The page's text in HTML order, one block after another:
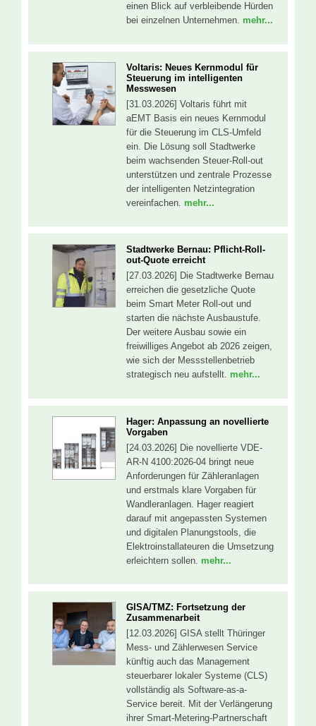
einen Blick auf verbleibende Hürden
bei einzelnen Unternehmen. mehr...
Voltaris: Neues Kernmodul für
Steuerung im intelligenten
Messwesen
[31.03.2026] Voltaris führt mit
aEMT Basis ein neues Kernmodul
für die Steuerung im CLS-Umfeld
ein. Die Lösung soll Stadtwerke
beim wachsenden Steuer-Roll-out
unterstützen und zentrale Prozesse
der intelligenten Netzintegration
vereinfachen. mehr...
Stadtwerke Bernau: Pflicht-Roll-
out-Quote erreicht
[27.03.2026] Die Stadtwerke Bernau
erreichen die gesetzliche Quote
beim Smart Meter Roll-out und
starten die nächste Ausbaustufe.
Der weitere Ausbau sowie ein
freiwilliges Angebot ab 2026 zeigen,
wie sich der Messstellenbetrieb
strategisch neu aufstellt. mehr...
Hager: Anpassung an novellierte
Vorgaben
[24.03.2026] Die novellierte VDE-
AR-N 4100:2026-04 bringt neue
Anforderungen für Zähleranlagen
und erstmals klare Vorgaben für
Wandleranlagen. Hager reagiert
darauf mit angepassten Systemen
und digitalen Planungstools, die
Elektroinstallateuren die Umsetzung
erleichtern sollen. mehr...
GISA/TMZ: Fortsetzung der
Zusammenarbeit
[12.03.2026] GISA stellt Thüringer
Mess- und Zählerwesen Service
künftig auch das Management
steuerbarer lokaler Systeme (CLS)
vollständig als Software-as-a-
Service bereit. Mit der Verlängerung
ihrer Smart-Metering-Partnerschaft